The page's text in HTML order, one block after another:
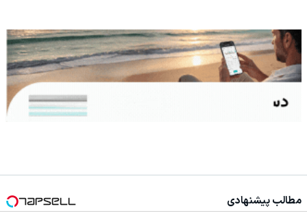
مطالب پیشنهادی